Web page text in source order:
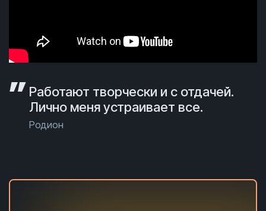
Работают творчески и с отдачей.
Лично меня устраивает все.
Родион